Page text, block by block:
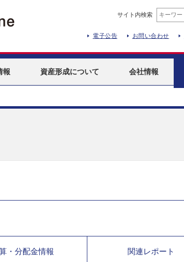
サイト内検索
電子公告 お問い合わせ
報 資産形成について 会社情報
・分配金情報 関連レポート